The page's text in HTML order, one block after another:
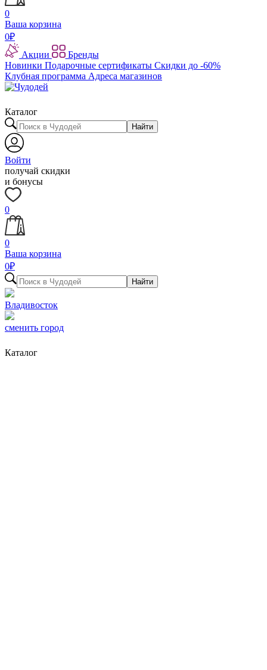
0
Ваша корзина
0₽
Акции
Бренды
Новинки Подарочные сертификаты Скидки до -60%
Клубная программа Адреса магазинов
Каталог
Найти
Войти
получай скидки
и бонусы
0
0
Ваша корзина
0₽
Найти
Владивосток
сменить город
Каталог